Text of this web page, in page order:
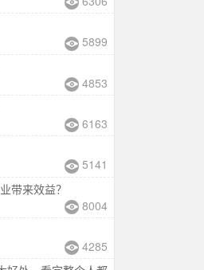
5899
4853
6163
5141
带来效益？
8004
4285